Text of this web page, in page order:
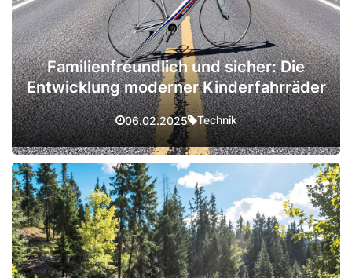
Familienfreundlich und sicher: Die
Entwicklung moderner Kinderfahrräder
06.02.2025 Technik